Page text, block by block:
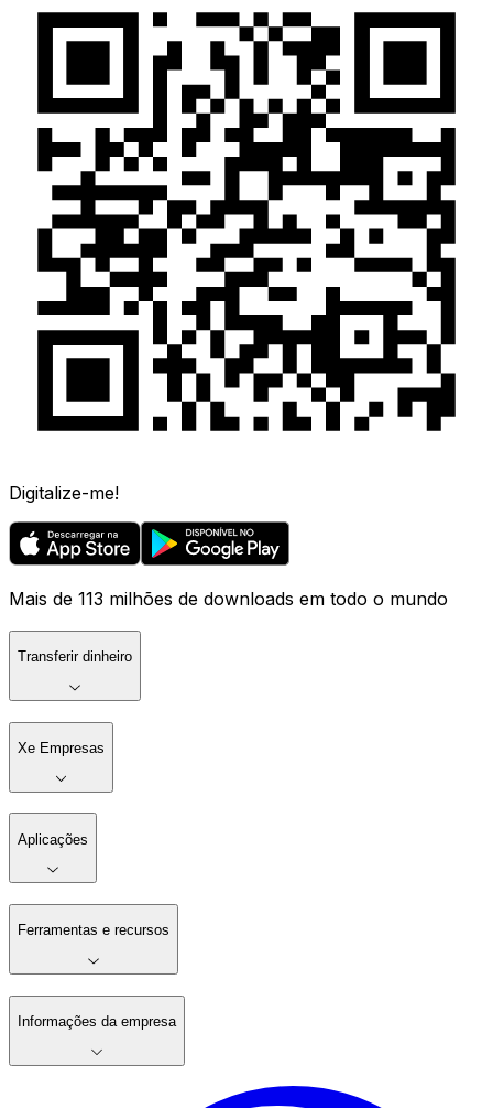
Digitalize-me!
Mais de 113 milhões de downloads em todo o mundo
Transferir dinheiro
Xe Empresas
Aplicações
Ferramentas e recursos
Informações da empresa